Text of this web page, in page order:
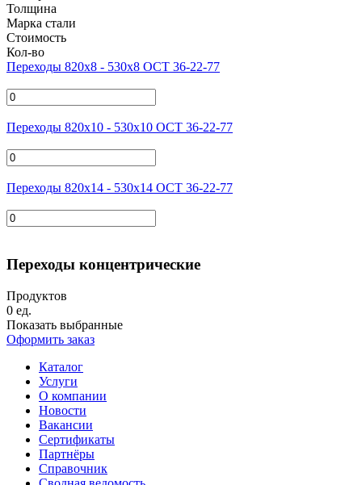
Толщина
Марка стали
Стоимость
Кол-во
Переходы 820х8 - 530x8 ОСТ 36-22-77
Переходы 820х10 - 530x10 ОСТ 36-22-77
Переходы 820х14 - 530x14 ОСТ 36-22-77
Переходы концентрические
Продуктов
0 ед.
Показать выбранные
Оформить заказ
Каталог
Услуги
О компании
Новости
Вакансии
Сертификаты
Партнёры
Справочник